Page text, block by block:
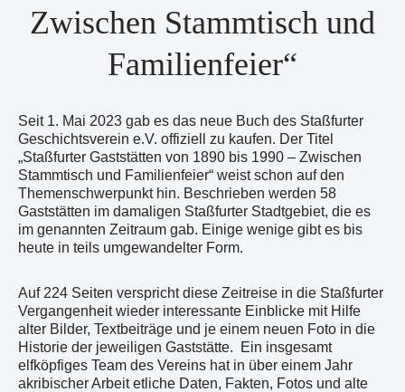
Zwischen Stammtisch und
Familienfeier“
Seit 1. Mai 2023 gab es das neue Buch des Staßfurter
Geschichtsverein e.V. offiziell zu kaufen. Der Titel
„Staßfurter Gaststätten von 1890 bis 1990 – Zwischen
Stammtisch und Familienfeier“ weist schon auf den
Themenschwerpunkt hin. Beschrieben werden 58
Gaststätten im damaligen Staßfurter Stadtgebiet, die es
im genannten Zeitraum gab. Einige wenige gibt es bis
heute in teils umgewandelter Form.
Auf 224 Seiten verspricht diese Zeitreise in die Staßfurter
Vergangenheit wieder interessante Einblicke mit Hilfe
alter Bilder, Textbeiträge und je einem neuen Foto in die
Historie der jeweiligen Gaststätte. Ein insgesamt
elfköpfiges Team des Vereins hat in über einem Jahr
akribischer Arbeit etliche Daten, Fakten, Fotos und alte